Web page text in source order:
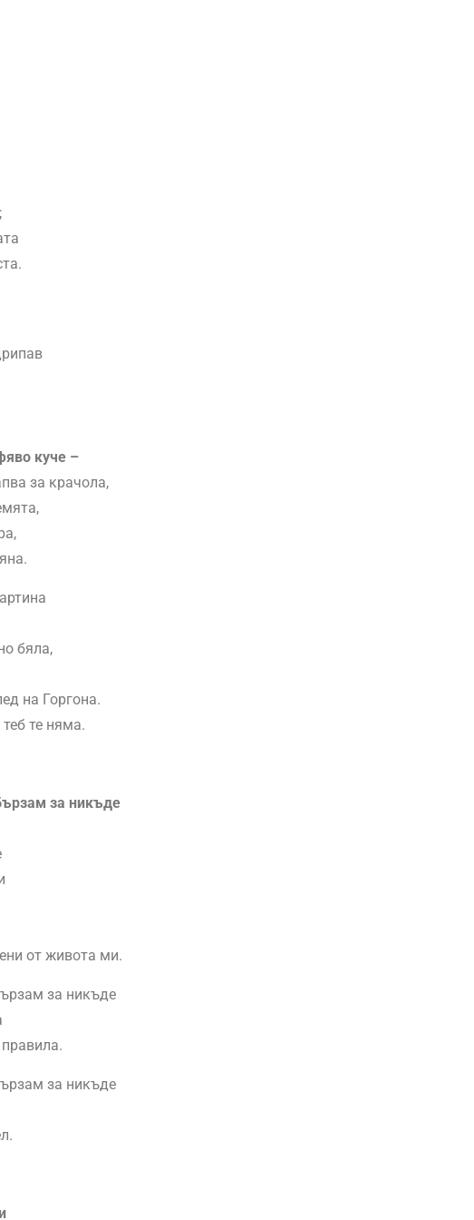
куче –
за крачола,
бяла,
на Горгона.
те няма.
за никъде
от живота ми.
за никъде
за никъде